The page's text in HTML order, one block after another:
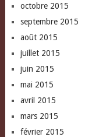
octobre 2015
septembre 2015
août 2015
juillet 2015
juin 2015
mai 2015
avril 2015
mars 2015
février 2015